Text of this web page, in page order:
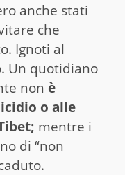
anche stati
che
Ignoti al
Un quotidiano
non è
o alle
mentre i
di “non